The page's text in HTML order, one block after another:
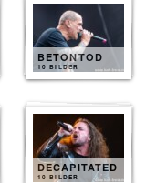
BETONTOD
10 BILDER
DECAPITATED
10 BILDER